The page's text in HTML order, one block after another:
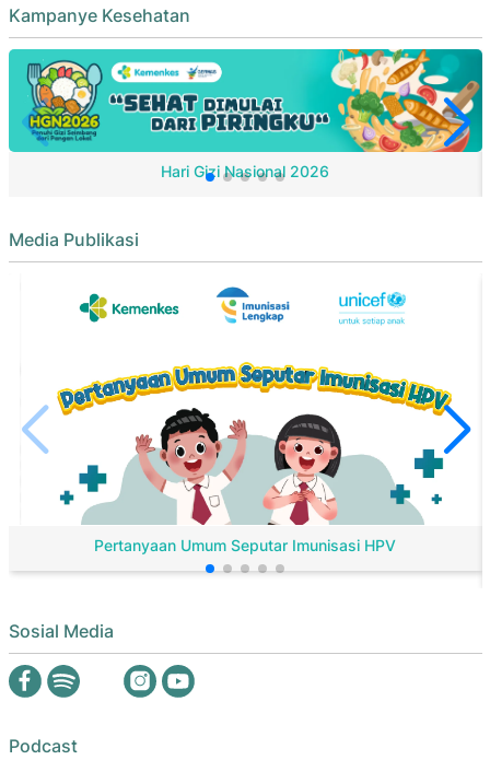
Kampanye Kesehatan
Hari Gizi Nasional 2026
Media Publikasi
Pertanyaan Umum Seputar Imunisasi HPV
Sosial Media
Podcast